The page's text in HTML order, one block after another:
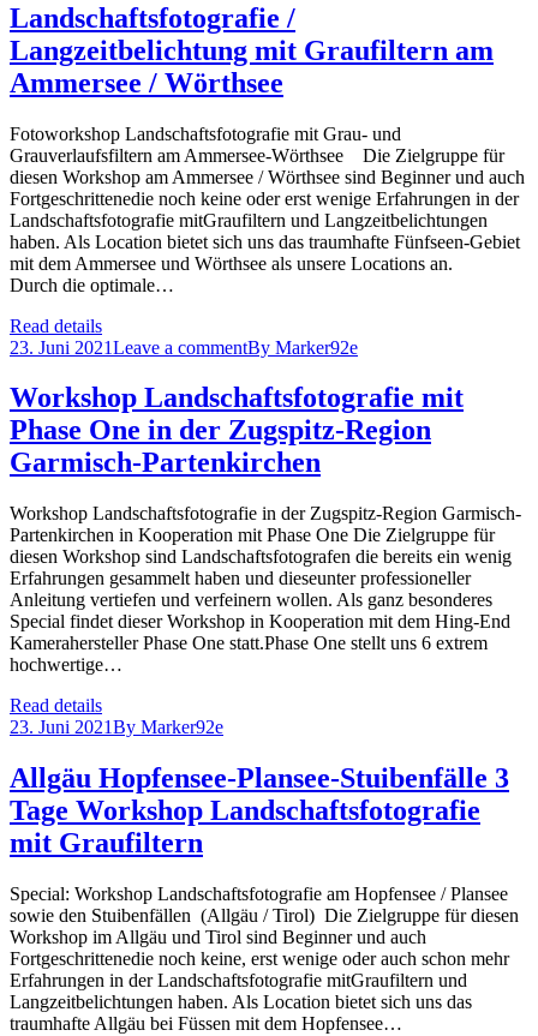
Landschaftsfotografie /
Langzeitbelichtung mit Graufiltern am
Ammersee / Wörthsee
Fotoworkshop Landschaftsfotografie mit Grau- und
Grauverlaufsfiltern am Ammersee-Wörthsee Die Zielgruppe für
diesen Workshop am Ammersee / Wörthsee sind Beginner und auch
Fortgeschrittenedie noch keine oder erst wenige Erfahrungen in der
Landschaftsfotografie mitGraufiltern und Langzeitbelichtungen
haben. Als Location bietet sich uns das traumhafte Fünfseen-Gebiet
mit dem Ammersee und Wörthsee als unsere Locations an.
Durch die optimale…
Read details
23. Juni 2021Leave a commentBy Marker92e
Workshop Landschaftsfotografie mit
Phase One in der Zugspitz-Region
Garmisch-Partenkirchen
Workshop Landschaftsfotografie in der Zugspitz-Region Garmisch-
Partenkirchen in Kooperation mit Phase One Die Zielgruppe für
diesen Workshop sind Landschaftsfotografen die bereits ein wenig
Erfahrungen gesammelt haben und dieseunter professioneller
Anleitung vertiefen und verfeinern wollen. Als ganz besonderes
Special findet dieser Workshop in Kooperation mit dem Hing-End
Kamerahersteller Phase One statt.Phase One stellt uns 6 extrem
hochwertige…
Read details
23. Juni 2021By Marker92e
Allgäu Hopfensee-Plansee-Stuibenfälle 3
Tage Workshop Landschaftsfotografie
mit Graufiltern
Special: Workshop Landschaftsfotografie am Hopfensee / Plansee
sowie den Stuibenfällen (Allgäu / Tirol) Die Zielgruppe für diesen
Workshop im Allgäu und Tirol sind Beginner und auch
Fortgeschrittenedie noch keine, erst wenige oder auch schon mehr
Erfahrungen in der Landschaftsfotografie mitGraufiltern und
Langzeitbelichtungen haben. Als Location bietet sich uns das
traumhafte Allgäu bei Füssen mit dem Hopfensee…